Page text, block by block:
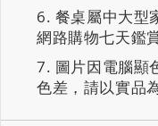
餐桌屬中大型
網路購物七天鑑
圖片因電腦顯
色差，請以實品